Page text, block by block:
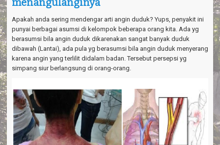
i
g
a
o
n
menangulanginya
Apakah anda sering mendengar arti angin duduk? Yups, penyakit ini
punyai berbagai asumsi di kelompok beberapa orang kita. Ada yg
berasumsi bila angin duduk dikarenakan sangat banyak duduk
dibawah (Lantai), ada pula yg berasumsi bila angin duduk menyerang
karena angin yang terlilit didalam badan. Tersebut persepsi yg
simpang siur berlangsung di orang-orang.